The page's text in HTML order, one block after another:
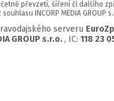
převzetí, šíření či dalšího
INCORP MEDIA GROUP
serveru
GROUP s.r.o. , IC: 118 23